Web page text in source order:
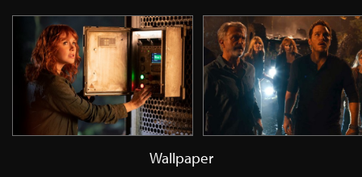
Wallpaper